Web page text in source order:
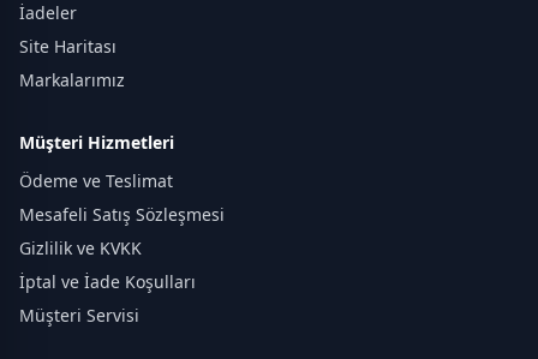
İadeler
Site Haritası
Markalarımız
Müşteri Hizmetleri
Ödeme ve Teslimat
Mesafeli Satış Sözleşmesi
Gizlilik ve KVKK
İptal ve İade Koşulları
Müşteri Servisi